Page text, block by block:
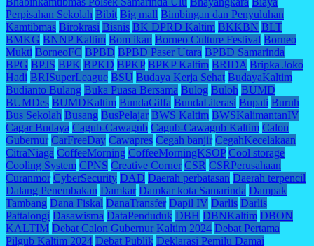
Perpisahan Sekolah Bibit Big mall Bimbingan dan Penyuluhan
Kamtibmas Birokrasi Bisnis BK DPRD Kaltim BKKBN BLT
BMKG BNNP Kaltim Bom ikan Borneo Culture Festival Borneo
Mukti BorneoFC BPBD BPBD Paser Utara BPBD Samarinda
BPG BPJS BPK BPKD BPKP BPKP Kaltim BRIDA Bripka Joko
Hadi BRISuperLeague BSU Budaya Kerja Sehat BudayaKaltim
Budianto Bulang Buka Puasa Bersama Bulog Buloh BUMD
BUMDes BUMDKaltim BundaGilfa BundaLiterasi Bupati Buruh
Bus Sekolah Busang BusPelajar BWS Kaltim BWSKalimantanIV
Cagar Budaya Cagub-Cawagub Cagub-Cawagub Kaltim Calon
Gubernur CarFreeDay Cawapres Cegah banjir CegahKecelakaan
CitraNiaga CoffeeMorning CoffeeMorningKSOP Cool storage
Cooling System CPNS Creative Corner CSR CSRPerusahaan
Curanmor CyberSecurity DAD Daerah perbatasan Daerah terpencil
Dalang Penembakan Damkar Damkar kota Samarinda Dampak
Tambang Dana Fiskal DanaTransfer Dapil IV Darlis Darlis
Pattalongi Dasawisma DataPenduduk DBH DBNKaltim DBON
KALTIM Debat Calon Gubernur Kaltim 2024 Debat Pertama
Pilgub Kaltim 2024 Debat Publik Deklarasi Pemilu Damai